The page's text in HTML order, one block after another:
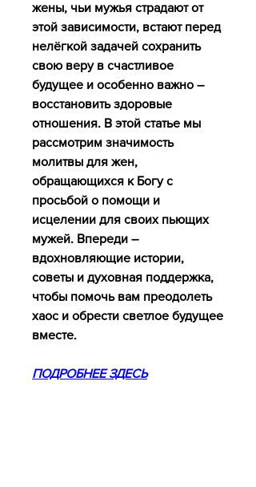
жены, чьи мужья страдают от
этой зависимости, встают перед
нелёгкой задачей сохранить
свою веру в счастливое
будущее и особенно важно –
восстановить здоровые
отношения. В этой статье мы
рассмотрим значимость
молитвы для жен,
обращающихся к Богу с
просьбой о помощи и
исцелении для своих пьющих
мужей. Впереди –
вдохновляющие истории,
советы и духовная поддержка,
чтобы помочь вам преодолеть
хаос и обрести светлое будущее
вместе.
ПОДРОБНЕЕ ЗДЕСЬ